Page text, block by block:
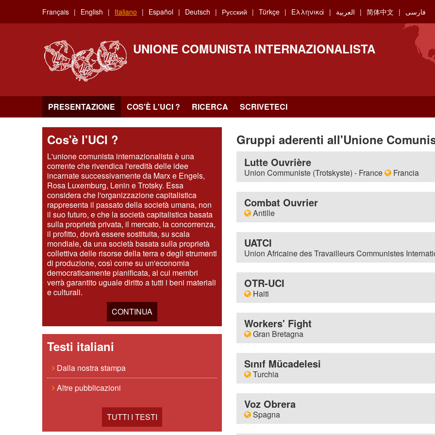
main
Français English Italiano Español Deutsch Русский Türkçe Ελληνικά العربية 简体中文 فارسی
UNIONE COMUNISTA INTERNAZIONALISTA
PRESENTAZIONE COS'È L'UCI ? RICERCA SCRIVETECI
Cos'è l'UCI ?
L'unione comunista internazionalista è una
corrente che rivendica l'eredità delle idee
incarnate successivamente da Marx e Engels,
Rosa Luxemburg, Lenin e Trotsky. Essa
considera che l'organizzazione capitalistica
rappresenta il passato della società umana, non
il suo futuro, e che la società capitalistica basata
sulla proprietà privata, il mercato, la concorrenza,
il profitto, dovrà essere sostituita, su scala
mondiale, da una società basata sulla proprietà
collettiva delle risorse della terra e degli strumenti
di produzione, così come su un'economia
democraticamente pianificata, ai cui membri
verrà garantito uguale diritto a tutti i beni materiali
e culturali.
CONTINUA
Testi italiani
Dalla nostra stampa
Altre pubblicazioni
TUTTI I TESTI
Gruppi aderenti all'Unione
Lutte Ouvrière
Union Communiste (Trotskyste) - France
Francia
Indirizzo
BP 20029 - 93501 PANTIN
Sito Internet
Contatto e-mail
contact lutte-ouvriere.org
Mensile
Lutte de Classe
Occasionale
Traduzioni
Translations into English
Documenti in italiano
Ins Deutsche übersetzte
Материалы на русском
Τα έγγραφα στην
النصوص باللغة العربية
Combat Ouvrier
Antille
Indirizzo
M. Philippe Anaïs - 1111
BP 821 - 97258 Fort-de-
Sito Internet
https://combat-ouvrier.com/
Contatto e-mail
UATCI
Union Africaine des Travailleurs Communistes
Indirizzo
PAT - BP 42 - 92114 Clichy
Sito Internet
Mensile
Le pouvoir aux travailleurs
OTR-UCI
Haiti
Indirizzo
BP 2074 - Port-au-Prince -
Contatto e-mail
Mensile
La Voix des Travailleurs
Workers' Fight
Gran Bretagna
Indirizzo
BM Workers' Fight -
Contatto e-mail
Editoriali
Workers' Fight workplace
Quarterly
Sınıf Mücadelesi
Turchia
Indirizzo
BM ICLC - London WC1N
Sito Internet
Mensile
Sınıf Mücadelesi
Voz Obrera
Spagna